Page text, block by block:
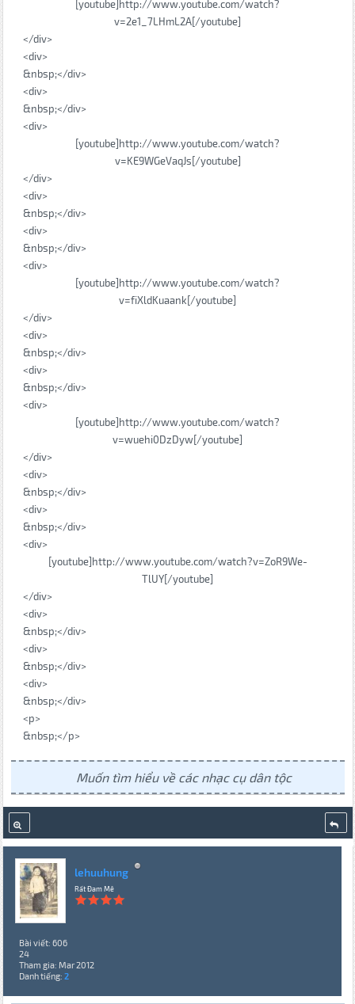
[youtube]http://www.youtube.com/watch?
v=2e1_7LHmL2A[/youtube]
</div>
<div>
&nbsp;</div>
<div>
&nbsp;</div>
<div>
[youtube]http://www.youtube.com/watch?
v=KE9WGeVaqJs[/youtube]
</div>
<div>
&nbsp;</div>
<div>
&nbsp;</div>
<div>
[youtube]http://www.youtube.com/watch?
v=fiXldKuaank[/youtube]
</div>
<div>
&nbsp;</div>
<div>
&nbsp;</div>
<div>
[youtube]http://www.youtube.com/watch?
v=wuehi0DzDyw[/youtube]
</div>
<div>
&nbsp;</div>
<div>
&nbsp;</div>
<div>
[youtube]http://www.youtube.com/watch?v=ZoR9We-
TlUY[/youtube]
</div>
<div>
&nbsp;</div>
<div>
&nbsp;</div>
<div>
&nbsp;</div>
<p>
&nbsp;</p>
Muốn tìm hiểu về các nhạc cụ dân tộc
lehuuhung
Rất Đam Mê
Bài viết: 606
24
Tham gia: Mar 2012
Danh tiếng: 2